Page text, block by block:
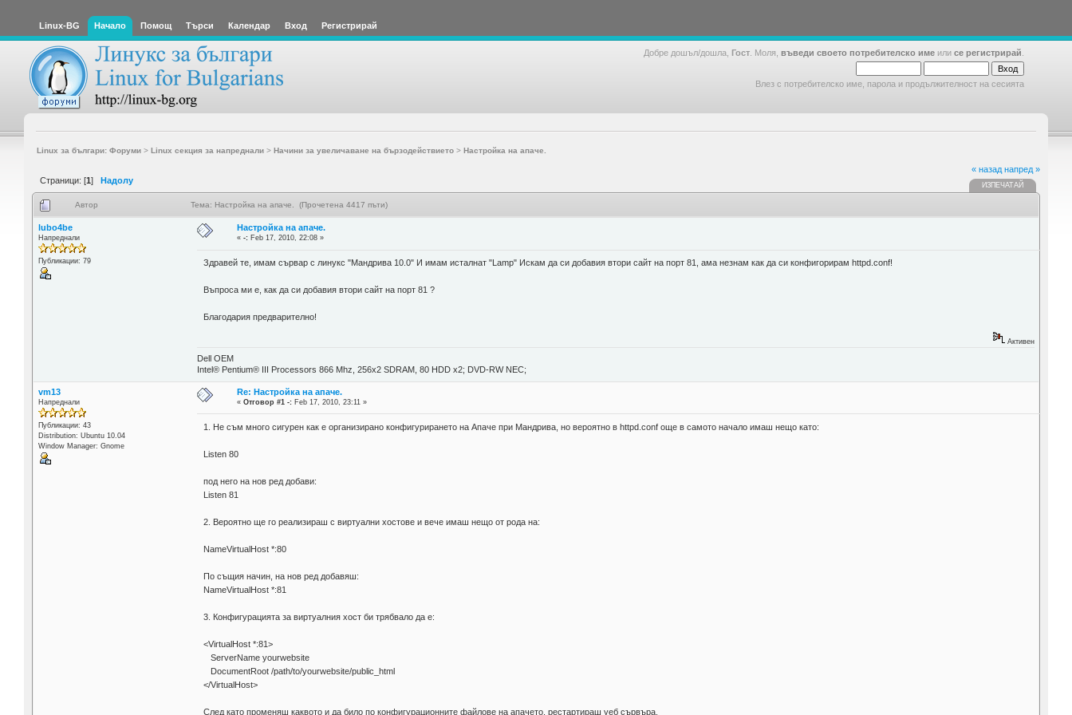
Linux-BG Начало Помощ Търси Календар Вход Регистрирай
Добре дошъл/дошла, Гост . Моля, въведи своето потребителско име или се регистрирай
Влез с потребителско име, парола и продължителност на сесията
Linux за българи: Форуми> Linux секция за напреднали> Начини за увеличаване на бързодействието> Настройка на апаче.
Страници: [1] Надолу
« назад напред »
ИЗПЕЧАТАЙ
Автор Тема: Настройка на апаче. (Прочетена 4417 пъти)
lubo4be
Напреднали
Публикации: 79
Настройка на апаче.
«-: Feb 17, 2010, 22:08 »
Здравей те, имам сървар с линукс "Мандрива 10.0" И имам исталнат "Lamp" Искам да си добавия втори сайт на порт 81, ама незнам как да си конфигорирам httpd.conf!
Въпроса ми е, как да си добавия втори сайт на порт 81 ?
Благодария предварително!
Активен
Dell OEM
Intel® Pentium® III Processors 866 Mhz, 256x2 SDRAM, 80 HDD x2; DVD-RW NEC;
vm13
Напреднали
Публикации: 43
Distribution: Ubuntu 10.04
Window Manager: Gnome
Re: Настройка на апаче.
«Отговор #1 -: Feb 17, 2010, 23:11 »
1. Не съм много сигурен как е организирано конфигурирането на Апаче при Мандрива, но вероятно в httpd.conf още в самото начало имаш нещо като:
Listen 80
под него на нов ред добави:
Listen 81
2. Вероятно ще го реализираш с виртуални хостове и вече имаш нещо от рода на:
NameVirtualHost *:80
По същия начин, на нов ред добавяш:
NameVirtualHost *:81
3. Конфигурацията за виртуалния хост би трябвало да е:
<VirtualHost *:81>
ServerName yourwebsite
DocumentRoot /path/to/yourwebsite/public_html
</VirtualHost>
След като променяш каквото и да било по конфигурационните файлове на апачето, рестартираш уеб сървъра.